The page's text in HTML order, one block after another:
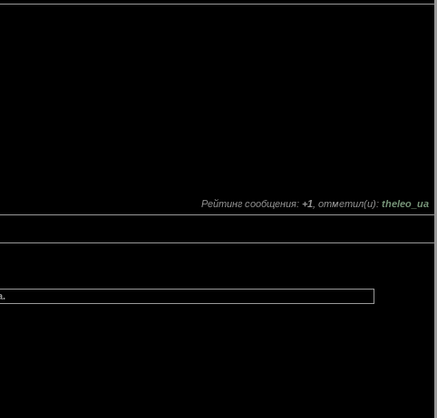
Рейтинг сообщения: +1 , отметил(и): theleo_ua